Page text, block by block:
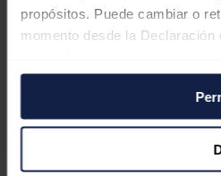
propósitos. Puede cambiar o
momento desde la
Si lo permite, también
Recopilar información
puede tener una precisión
Identificar su
Moeve pone en
de autoconsumo
Redacción06/08/2026